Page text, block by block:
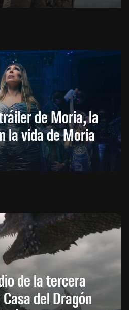
de Moria, la
la vida de Moria
de la tercera
del Dragón